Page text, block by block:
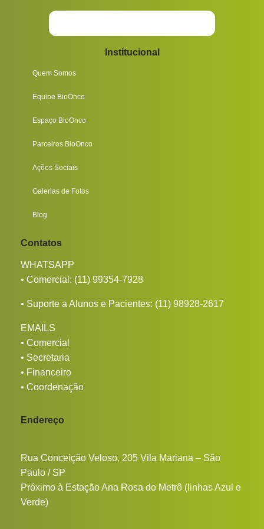
Institucional
Quem Somos
Equipe BioOnco
Espaço BioOnco
Parceiros BioOnco
Ações Sociais
Galerias de Fotos
Blog
Contatos
WHATSAPP
• Comercial: (11) 99354-7928
• Suporte a Alunos e Pacientes: (11) 98928-2617
EMAILS
• Comercial
• Secretaria
• Financeiro
• Coordenação
Endereço
Rua Conceição Veloso, 205 Vila Mariana – São
Paulo / SP
Próximo à Estação Ana Rosa do Metrô (linhas Azul e
Verde)